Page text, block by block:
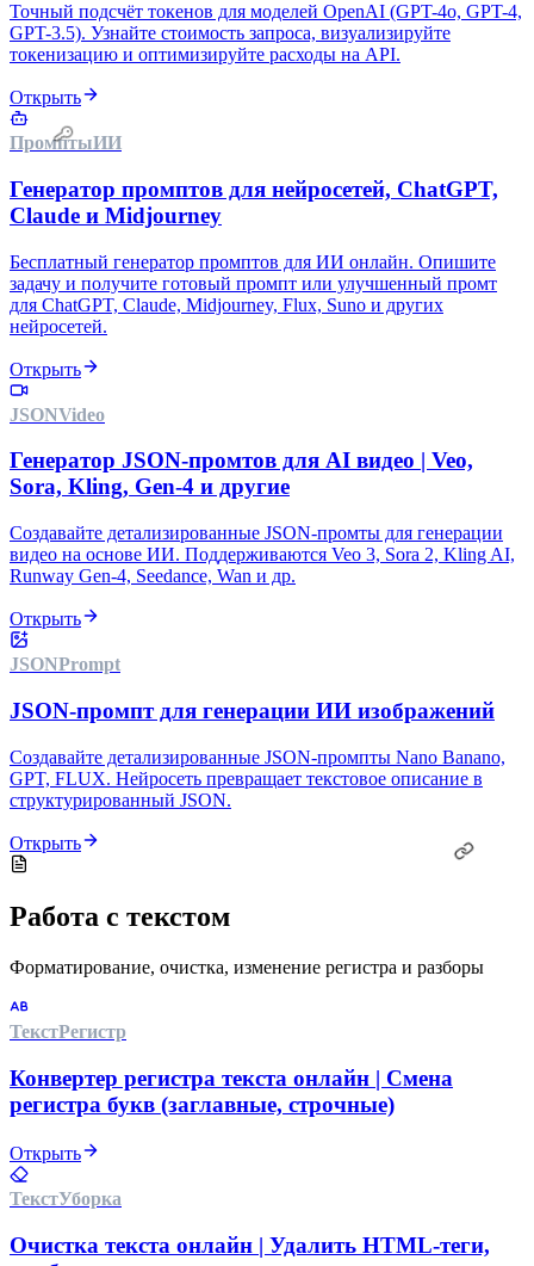
Точный подсчёт токенов для моделей OpenAI (GPT-4o, GPT-4,
GPT-3.5). Узнайте стоимость запроса, визуализируйте
токенизацию и оптимизируйте расходы на API.
Открыть
ПромптыИИ
Генератор промптов для нейросетей, ChatGPT,
Claude и Midjourney
Бесплатный генератор промптов для ИИ онлайн. Опишите
задачу и получите готовый промпт или улучшенный промт
для ChatGPT, Claude, Midjourney, Flux, Suno и других
нейросетей.
Открыть
JSONVideo
Генератор JSON-промтов для AI видео | Veo,
Sora, Kling, Gen-4 и другие
Создавайте детализированные JSON-промты для генерации
видео на основе ИИ. Поддерживаются Veo 3, Sora 2, Kling AI,
Runway Gen-4, Seedance, Wan и др.
Открыть
JSONPrompt
JSON-промпт для генерации ИИ изображений
Создавайте детализированные JSON-промпты Nano Banano,
GPT, FLUX. Нейросеть превращает текстовое описание в
структурированный JSON.
Открыть
Работа с текстом
Форматирование, очистка, изменение регистра и разборы
ТекстРегистр
Конвертер регистра текста онлайн | Смена
регистра букв (заглавные, строчные)
Открыть
ТекстУборка
Очистка текста онлайн | Удалить HTML-теги,